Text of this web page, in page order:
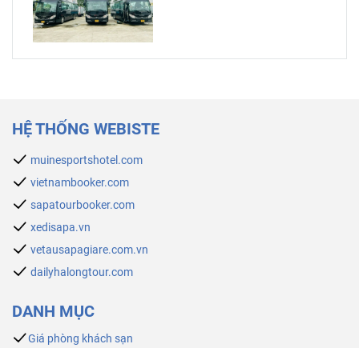
HỆ THỐNG WEBISTE
muinesportshotel.com
vietnambooker.com
sapatourbooker.com
xedisapa.vn
vetausapagiare.com.vn
dailyhalongtour.com
DANH MỤC
Giá phòng khách sạn